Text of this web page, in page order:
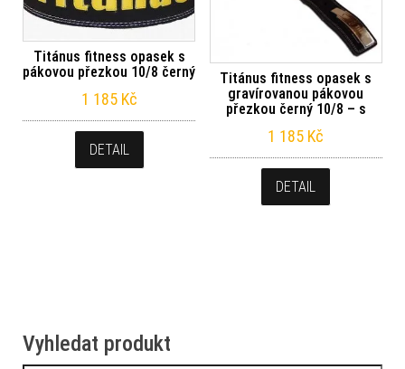
Titánus fitness opasek s
pákovou přezkou 10/8 černý
1 185 Kč
DETAIL
Titánus fitness opasek s
gravírovanou pákovou
přezkou černý 10/8 – s
1 185 Kč
DETAIL
Vyhledat produkt